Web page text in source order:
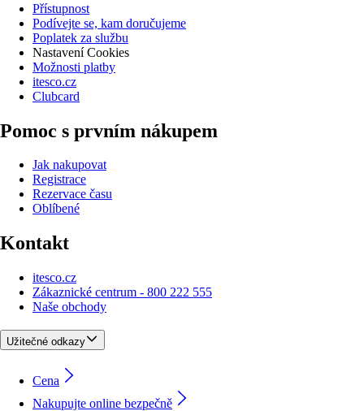
Přístupnost
Podívejte se, kam doručujeme
Poplatek za službu
Nastavení Cookies
Možnosti platby
itesco.cz
Clubcard
Pomoc s prvním nákupem
Jak nakupovat
Registrace
Rezervace času
Oblíbené
Kontakt
itesco.cz
Zákaznické centrum - 800 222 555
Naše obchody
Užitečné odkazy
Cena
Nakupujte online bezpečně